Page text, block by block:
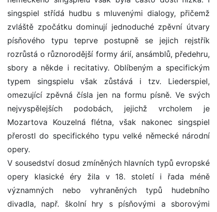
singspiel střídá hudbu s mluvenými dialogy, přičemž
zvláště zpočátku dominují jednoduché zpěvní útvary
písňového typu teprve postupně se jejich rejstřík
rozrůstá o různorodější formy árií, ansámblů, předehru,
sbory a někde i recitativy. Oblíbeným a specifickým
typem singspielu však zůstává i tzv. Liederspiel,
omezující zpěvná čísla jen na formu písně. Ve svých
nejvyspělejších podobách, jejichž vrcholem je
Mozartova Kouzelná flétna, však nakonec singspiel
přerostl do specifického typu velké německé národní
opery.
V sousedství dosud zmíněných hlavních typů evropské
opery klasické éry žila v 18. století i řada méně
významných nebo vyhraněných typů hudebního
divadla, např. školní hry s písňovými a sborovými